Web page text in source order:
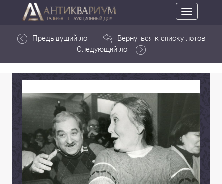
Toggle
navigation
Предыдущий лот
Вернуться к списку лотов
Следующий лот